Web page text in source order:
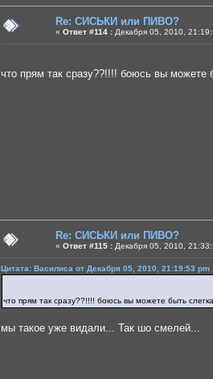
Re: СИСЬКИ или ПИВО?
« Ответ #114 : Декабря 05, 2010,
что прям так сразу??!!!! боюсь вы можете
Re: СИСЬКИ или ПИВО?
« Ответ #115 : Декабря 05, 2010,
Цитата: Василиса от Декабря 05, 2010, 21:19:53 pm
что прям так сразу??!!!! боюсь вы можете быть
мы такое уже видали... Так шо смелей...